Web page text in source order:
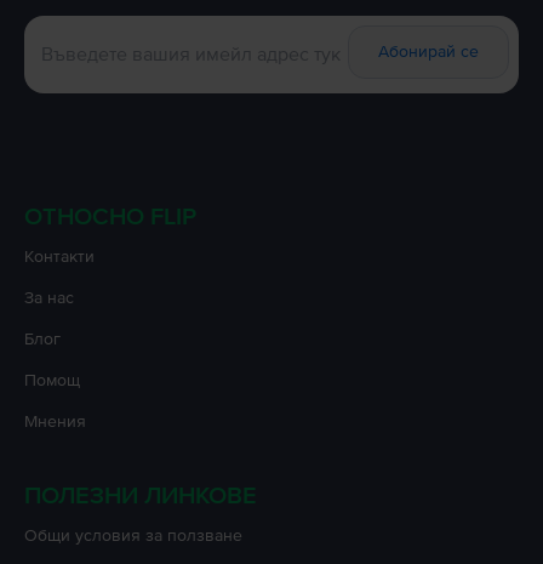
Абонирай се
ОТНОСНО FLIP
Контакти
За нас
Блог
Помощ
Мнения
ПОЛЕЗНИ ЛИНКОВЕ
Oбщи условия за ползване